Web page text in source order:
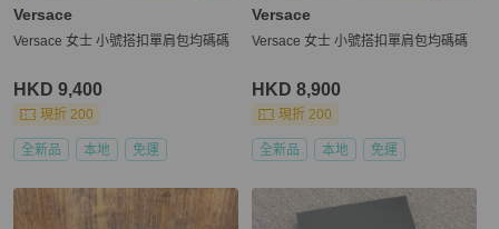
Versace
Versace 女士 小號搭扣單肩包均碼碼
HKD 9,400
現折 200
全新品 本地 免運
Versace
Versace 女士 小號搭扣單肩包均碼碼
HKD 8,900
現折 200
全新品 本地 免運